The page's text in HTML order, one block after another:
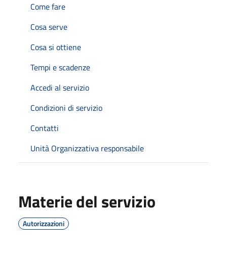
Come fare
Cosa serve
Cosa si ottiene
Tempi e scadenze
Accedi al servizio
Condizioni di servizio
Contatti
Unità Organizzativa responsabile
Materie del servizio
Autorizzazioni